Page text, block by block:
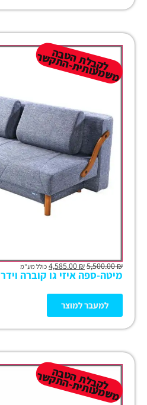
ל
ק
ב
ל
ת
ה
ט
ב
ה
מ
ש
מ
עו
תי
ת-
ה
ת
ק
ש
ר
₪
5,500.00
₪ כולל מע"מ
מיטה-ספה איזי גו קוברה וידר
למעבר למוצר
ל
ק
ב
ל
ת
ה
ט
ב
ה
מ
ש
מ
עו
תי
ת-
ה
ת
ק
ש
ר